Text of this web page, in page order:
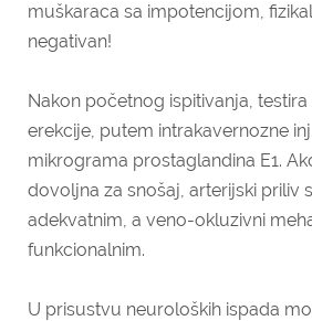
muškaraca sa impotencijom,
negativan!
Nakon početnog ispitivanja,
erekcije, putem intrakavernozne
mikrograma prostaglandina E1.
dovoljna za snošaj, arterijski priliv
adekvatnim, a veno-okluzivni
funkcionalnim.
U prisustvu neuroloških ispada